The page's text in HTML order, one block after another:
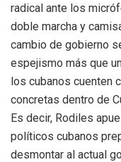
radical ante los
doble marcha y
cambio de gobierno
espejismo más que
los cubanos cuenten
concretas dentro de
Es decir, Rodiles
políticos cubanos
desmontar al actual